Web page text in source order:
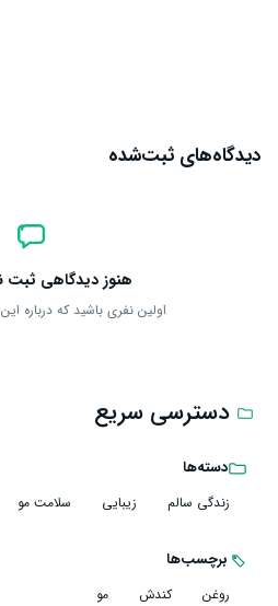
دیدگاه‌های ثبت‌شده
هنوز دیدگاهی
اولین نفری باشید که درباره
دسترسی سریع
دسته‌ها
زندگی سالم زیبایی سلامت مو
برچسب‌ها
روغن کندش مو